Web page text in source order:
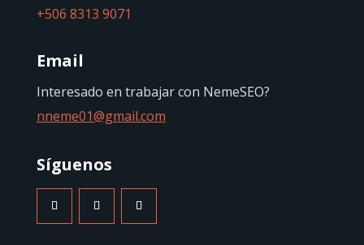
+506 8313 9071
Email
Interesado en trabajar con NemeSEO?
nneme01@gmail.com
Síguenos